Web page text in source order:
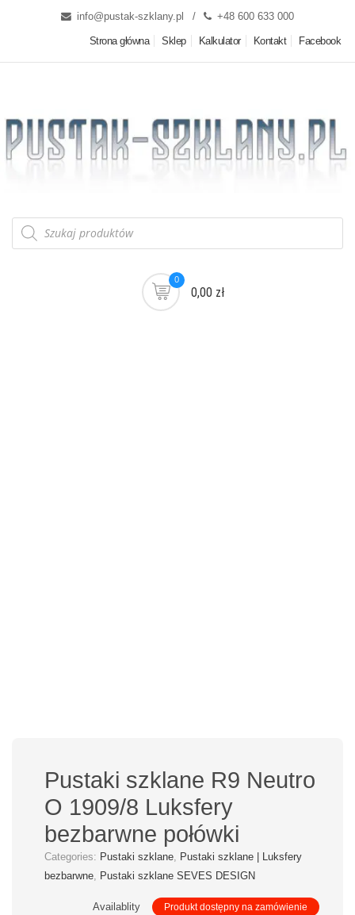
info@pustak-szklany.pl +48 600 633 000
Strona główna Sklep Kalkulator Kontakt Facebook
0
0,00 zł
Pustaki szklane R9 Neutro
O 1909/8 Luksfery
bezbarwne połówki
Categories: Pustaki szklane
Pustaki szklane | Luksfery
bezbarwne
Pustaki szklane SEVES DESIGN
Availablity Produkt dostępny na zamówienie